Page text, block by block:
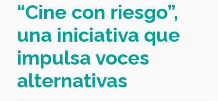
“Cine con riesgo”,
una iniciativa que
impulsa voces
alternativas